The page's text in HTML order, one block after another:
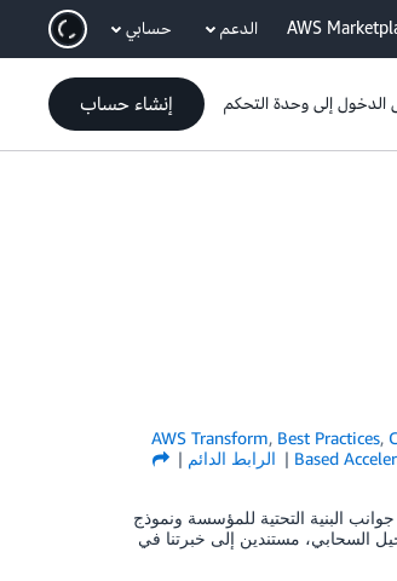
AWS الدعم حسابي
إلى وحدة التحكم إنشاء حساب
AWS Transform, Best Practices,
Based
الرابط الدائم
جوانب البنية التحتية للمؤسسة ونموذج
السحابي، مستندين إلى خبرتنا في